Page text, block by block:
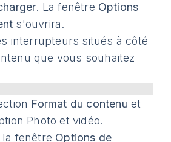
. La fenêtre Options
s'ouvrira.
interrupteurs situés à côté
que vous souhaitez
Format du contenu et
Photo et vidéo.
fenêtre Options de